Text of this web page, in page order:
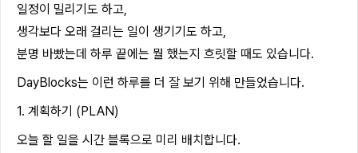
일정이 밀리기도 하고,
생각보다 오래 걸리는 일이 생기기도 하고,
분명 바빴는데 하루 끝에는 뭘 했는지 흐릿할 때도 있습니다.
DayBlocks는 이런 하루를 더 잘 보기 위해 만들었습니다.
1. 계획하기 (PLAN)
오늘 할 일을 시간 블록으로 미리 배치합니다.